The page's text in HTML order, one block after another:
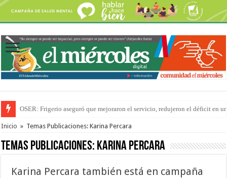
Por primera vez hicieron una cirugía de reconstrucción torácica en el
Inicio » Temas Publicaciones: Karina Percara
Temas Publicaciones: Karina Percara
Karina Percara también está en campaña